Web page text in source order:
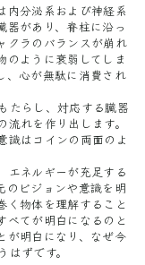
内分泌系および神経系
器があり、脊柱に沿っ
クラのバランスが崩れ
のように衰弱してしま
、心が無駄に消費され
たらし、対応する臓器
れを作り出します。
識はコインの両面のよ
エネルギーが充足する
のビジョンや意識を明
く物体を理解すること
べてが明白になるのと
が明白になり、なぜ今
ずです。